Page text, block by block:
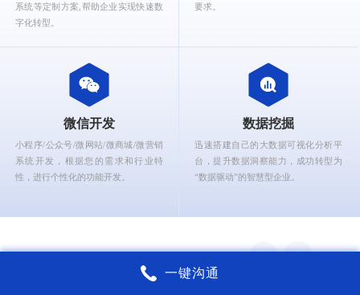
系统等定制方案,帮助企业实现快速数
字化转型。
要求。
微信开发
小程序/公众号/微网站/微商城/微营销
系统开发，根据您的需求和行业特
性，进行个性化的功能开发。
数据挖掘
迅速搭建自己的大数据可视化分析平
台，提升数据洞察能力，成功转型为
“数据驱动”的智慧型企业。
锐智互动核心能力
一键沟通